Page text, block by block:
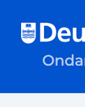
contenido